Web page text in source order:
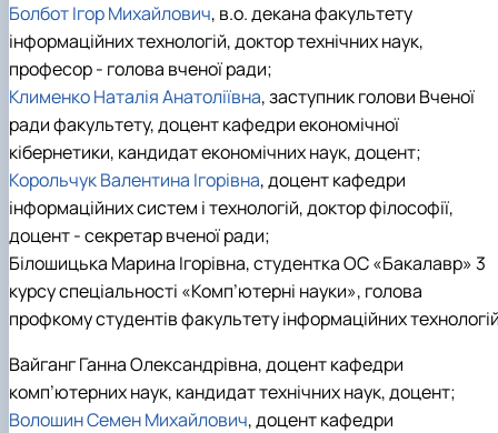
Болбот Ігор Михайлович, в.о. декана факультету
інформаційних технологій, доктор технічних наук,
професор - голова вченої ради;
Клименко Наталія Анатоліївна, заступник голови Вченої
ради факультету, доцент кафедри економічної
кібернетики, кандидат економічних наук, доцент;
Корольчук Валентина Ігорівна, доцент кафедри
інформаційних систем і технологій, доктор філософії,
доцент - секретар вченої ради;
Білошицька Марина Ігорівна, студентка ОС «Бакалавр» 3
курсу спеціальності «Комп’ютерні науки», голова
профкому студентів факультету інформаційних
Вайганг Ганна Олександрівна, доцент кафедри
комп’ютерних наук, кандидат технічних наук, доцент;
Волошин Семен Михайлович, доцент кафедри